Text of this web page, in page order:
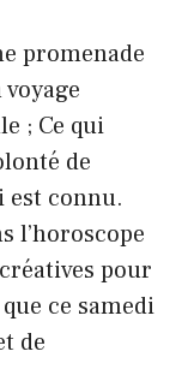
promenade
; Ce qui
de
est connu.
l’horoscope
pour
ce samedi
de